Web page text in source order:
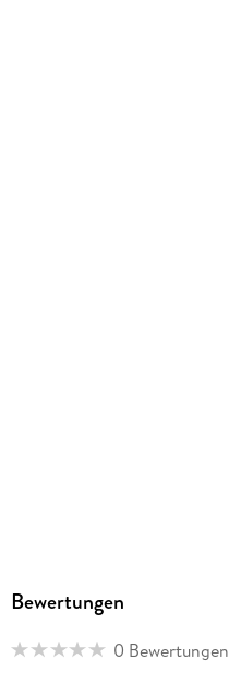
Bewertungen
0 Bewertungen